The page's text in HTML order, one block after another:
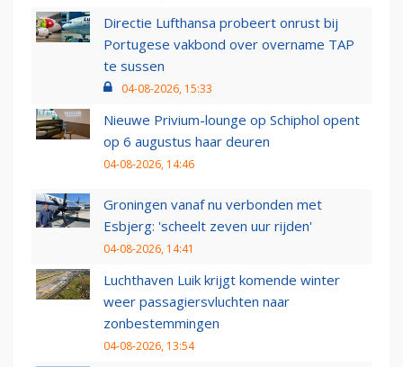
Directie Lufthansa probeert onrust bij
Portugese vakbond over overname TAP
te sussen
04-08-2026, 15:33
Nieuwe Privium-lounge op Schiphol opent
op 6 augustus haar deuren
04-08-2026, 14:46
Groningen vanaf nu verbonden met
Esbjerg: 'scheelt zeven uur rijden'
04-08-2026, 14:41
Luchthaven Luik krijgt komende winter
weer passagiersvluchten naar
zonbestemmingen
04-08-2026, 13:54